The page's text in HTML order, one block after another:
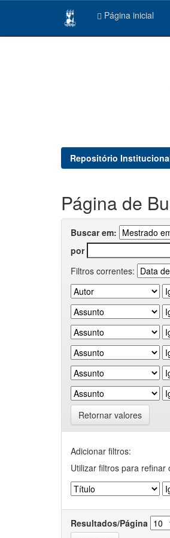
Página inicial
Repositório
Página de
Buscar em:
por
Filtros correntes:
Retornar valores
Adicionar filtros:
Utilizar filtros para refinar
Resultados/Página